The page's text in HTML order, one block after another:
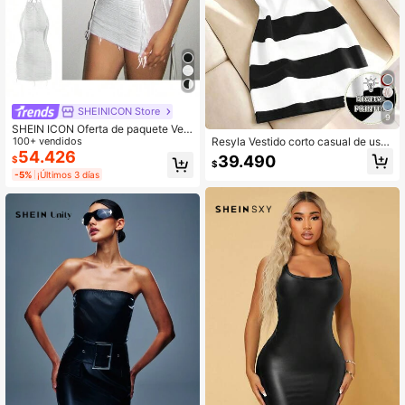
SHEINICON Store
SHEIN ICON Oferta de paquete Vest
ido mini con detalles de flecos desg
astados
100+ vendidos
$54.426
-5% ¡Últimos 3 días
9
Resyla Vestido corto casual de uso
diario con cuello redondo y bloques
de color para mujer
$39.490